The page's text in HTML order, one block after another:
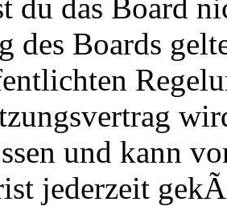
du das Board
des Boards
und kann
jederzeit